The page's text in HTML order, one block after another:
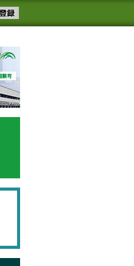
スメール配信を登録す